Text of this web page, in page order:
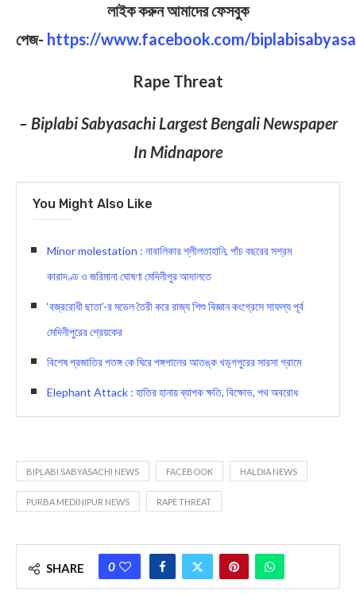
লাইক করুন আমাদের ফেসবুক
পেজ- https://www.facebook.com/
Rape Threat
– Biplabi Sabyasachi Largest Bengali Newspaper
In Midnapore
You Might Also Like
Minor molestation : নাবালিকার শ্লীলতাহানি, পাঁচ বছরের সশ্রম
কারাদণ্ড ও জরিমানা ঘোষণা মেদিনীপুর আদালতে
‘বজ্ররোধী ছাতা’-র মডেল তৈরী করে রাজ্য শিশু বিজ্ঞান কংগ্রেসে সাফল্য পূর্ব
মেদিনীপুরের শ্রেয়কের
বিশেষ প্রজাতির পতঙ্গ কে ঘিরে পঙ্গপালের আতঙ্ক খড়্গপুরের সারসা গ্রামে
Elephant Attack : হাতির হানায় ব্যাপক ক্ষতি, বিক্ষোভ, পথ অবরোধ
BIPLABI SABYASACHI NEWS FACEBOOK HALDIA NEWS
PURBA MEDINIPUR NEWS RAPE THREAT
SHARE 0